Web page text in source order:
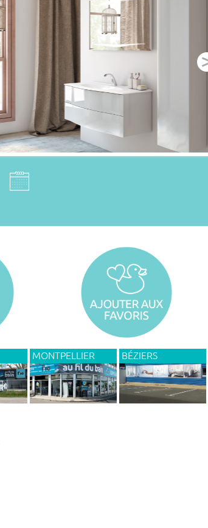
MONTPELLIER BÉZIERS